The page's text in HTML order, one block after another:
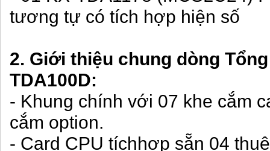
tương tự có tích hợp hiện số
2. Giới thiệu chung dòng
TDA100D:
- Khung chính với 07 khe cắm
cắm option.
- Card CPU tíchhợp sẵn 04